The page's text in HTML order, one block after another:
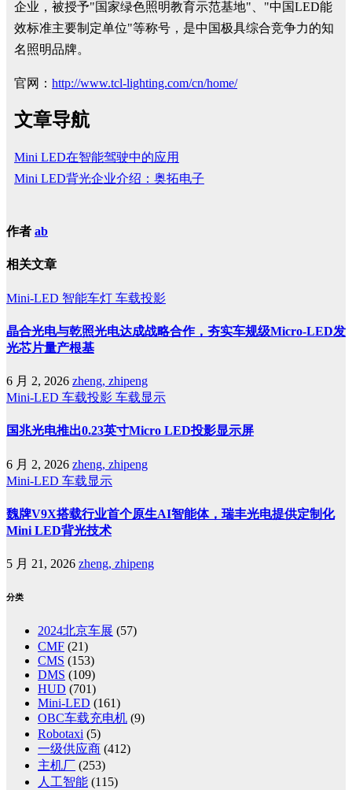
企业，被授予"国家绿色照明教育示范基地"、"中国LED能
效标准主要制定单位"等称号，是中国极具综合竞争力的知
名照明品牌。
官网： http://www.tcl-lighting.com/cn/home/
文章导航
Mini LED在智能驾驶中的应用
Mini LED背光企业介绍：奥拓电子
作者 ab
相关文章
Mini-LED 智能车灯 车载投影
晶合光电与乾照光电达成战略合作，夯实车规级Micro-LED发
光芯片量产根基
6 月 2, 2026 zheng, zhipeng
Mini-LED 车载投影 车载显示
国兆光电推出0.23英寸Micro LED投影显示屏
6 月 2, 2026 zheng, zhipeng
Mini-LED 车载显示
魏牌V9X搭载行业首个原生AI智能体，瑞丰光电提供定制化
Mini LED背光技术
5 月 21, 2026 zheng, zhipeng
分类
2024北京车展 (57)
CMF (21)
CMS (153)
DMS (109)
HUD (701)
Mini-LED (161)
OBC车载充电机 (9)
Robotaxi (5)
一级供应商 (412)
主机厂 (253)
人工智能 (115)